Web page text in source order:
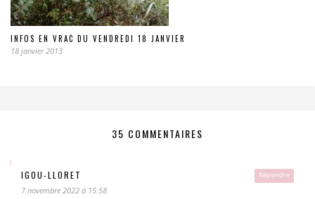
INFOS EN VRAC DU VENDREDI 18 JANVIER
18 janvier 2013
35 COMMENTAIRES
Répondre
IGOU-LLORET
7 novembre 2022 à 15:58